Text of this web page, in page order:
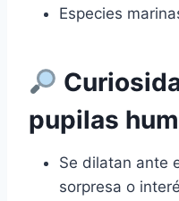
Especies
pupilas
Se dilatan ante
sorpresa o